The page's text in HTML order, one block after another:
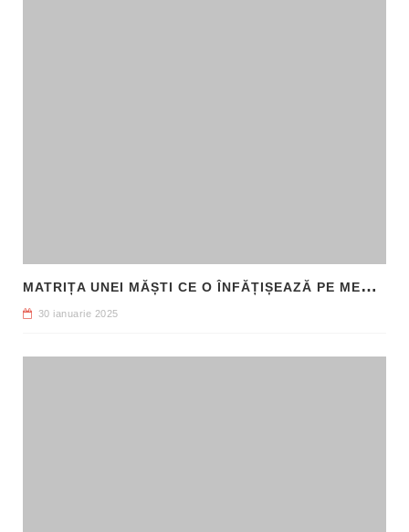
M
ATRIȚA UNEI MĂȘTI CE O ÎNFĂȚIȘEAZĂ PE MEDUSA, DESCOPERITĂ ÎN SICILIA
30 ianuarie 2025